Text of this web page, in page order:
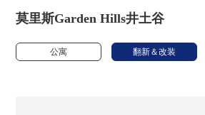
莫里斯Garden Hills井土谷
公寓 翻新＆改装